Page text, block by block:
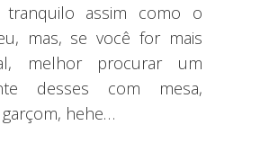
assim como o
mas, se você for mais
melhor procurar um
desses com mesa,
hehe…